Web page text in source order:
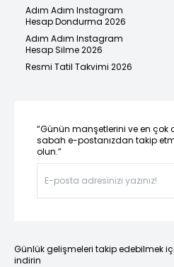
Adım Adım Instagram
Hesap Dondurma 2026
Adım Adım Instagram
Hesap Silme 2026
Resmi Tatil Takvimi 2026
“Günün manşetlerini ve en çok
sabah e-postanızdan takip
olun.”
Günlük gelişmeleri takip edebilmek
indirin